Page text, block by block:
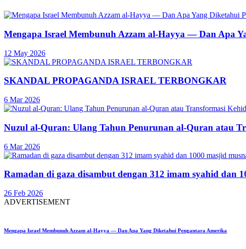
Mengapa Israel Membunuh Azzam al-Hayya — Dan Apa
12 May 2026
SKANDAL PROPAGANDA ISRAEL TERBONGKAR
6 Mar 2026
Nuzul al-Quran: Ulang Tahun Penurunan al-Quran atau
6 Mar 2026
Ramadan di gaza disambut dengan 312 imam syahid dan
26 Feb 2026
ADVERTISEMENT
Mengapa Israel Membunuh Azzam al-Hayya — Dan Apa Yang Diketahui Pengantara Amerika